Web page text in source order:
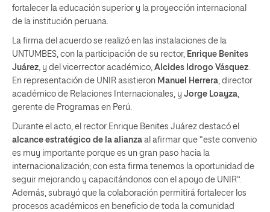
fortalecer la educación superior y la proyección internacional
de la institución peruana.
La firma del acuerdo se realizó en las instalaciones de la
UNTUMBES, con la participación de su rector, Enrique Benites
Juárez , y del vicerrector académico, Alcides Idrogo Vásquez
En representación de UNIR asistieron Manuel Herrera , director
académico de Relaciones Internacionales, y Jorge Loayza
gerente de Programas en Perú.
Durante el acto, el rector Enrique Benites Juárez destacó el
alcance estratégico de la alianza al afirmar que “este convenio
es muy importante porque es un gran paso hacia la
internacionalización; con esta firma tenemos la oportunidad de
seguir mejorando y capacitándonos con el apoyo de UNIR”.
Además, subrayó que la colaboración permitirá fortalecer los
procesos académicos en beneficio de toda la comunidad